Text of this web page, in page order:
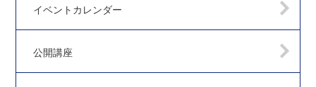
イベントカレンダー
公開講座